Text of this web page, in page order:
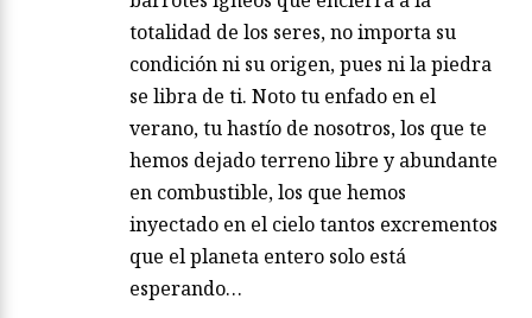
totalidad de los seres, no importa su
condición ni su origen, pues ni la piedra
se libra de ti. Noto tu enfado en el
verano, tu hastío de nosotros, los que te
hemos dejado terreno libre y abundante
en combustible, los que hemos
inyectado en el cielo tantos excrementos
que el planeta entero solo está
esperando…